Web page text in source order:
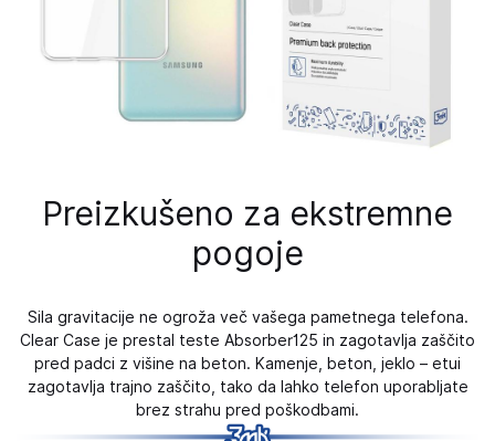
Preizkušeno za ekstremne
pogoje
Sila gravitacije ne ogroža več vašega pametnega telefona.
Clear Case je prestal teste Absorber125 in zagotavlja zaščito
pred padci z višine na beton. Kamenje, beton, jeklo – etui
zagotavlja trajno zaščito, tako da lahko telefon uporabljate
brez strahu pred poškodbami.